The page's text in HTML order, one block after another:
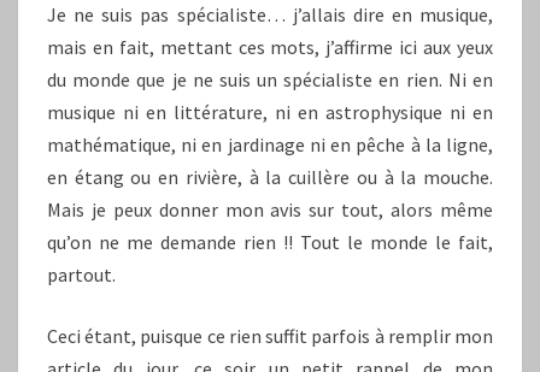
Je ne suis pas spécialiste… j’allais dire en musique,
mais en fait, mettant ces mots, j’affirme ici aux yeux
du monde que je ne suis un spécialiste en rien. Ni en
musique ni en littérature, ni en astrophysique ni en
mathématique, ni en jardinage ni en pêche à la ligne,
en étang ou en rivière, à la cuillère ou à la mouche.
Mais je peux donner mon avis sur tout, alors même
qu’on ne me demande rien !! Tout le monde le fait,
partout.
Ceci étant, puisque ce rien suffit parfois à remplir mon